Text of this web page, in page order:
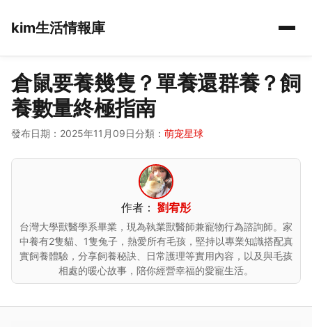
kim生活情報庫
倉鼠要養幾隻？單養還群養？飼
養數量終極指南
發布日期：2025年11月09日分類： 萌宠星球
作者： 劉宥彤
台灣大學獸醫學系畢業，現為執業獸醫師兼寵物行為諮詢師。家
中養有2隻貓、1隻兔子，熱愛所有毛孩，堅持以專業知識搭配真
實飼養體驗，分享飼養秘訣、日常護理等實用內容，以及與毛孩
相處的暖心故事，陪你經營幸福的愛寵生活。